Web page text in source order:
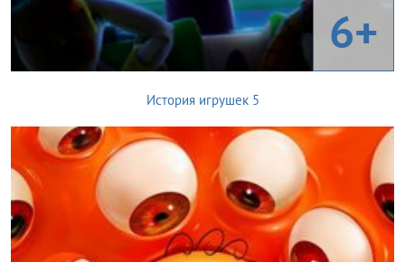
6+
История игрушек 5